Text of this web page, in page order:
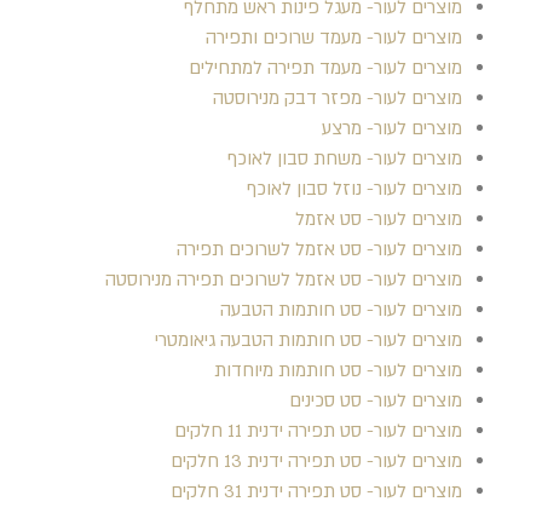
מוצרים לעור- מעגל פינות ראש מתחלף
מוצרים לעור- מעמד שרוכים ותפירה
מוצרים לעור- מעמד תפירה למתחילים
מוצרים לעור- מפזר דבק מנירוסטה
מוצרים לעור- מרצע
מוצרים לעור- משחת סבון לאוכף
מוצרים לעור- נוזל סבון לאוכף
מוצרים לעור- סט אזמל
מוצרים לעור- סט אזמל לשרוכים תפירה
מוצרים לעור- סט אזמל לשרוכים תפירה מנירוסטה
מוצרים לעור- סט חותמות הטבעה
מוצרים לעור- סט חותמות הטבעה גיאומטרי
מוצרים לעור- סט חותמות מיוחדות
מוצרים לעור- סט סכינים
מוצרים לעור- סט תפירה ידנית 11 חלקים
מוצרים לעור- סט תפירה ידנית 13 חלקים
מוצרים לעור- סט תפירה ידנית 31 חלקים